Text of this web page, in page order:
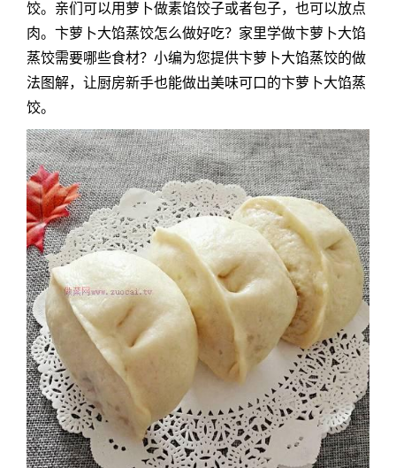
饺。亲们可以用萝卜做素馅饺子或者包子，也可以放点
肉。卞萝卜大馅蒸饺怎么做好吃？家里学做卞萝卜大馅
蒸饺需要哪些食材？小编为您提供卞萝卜大馅蒸饺的做
法 图解，让厨房新手也能做出美味可口的卞萝卜大馅蒸
饺。